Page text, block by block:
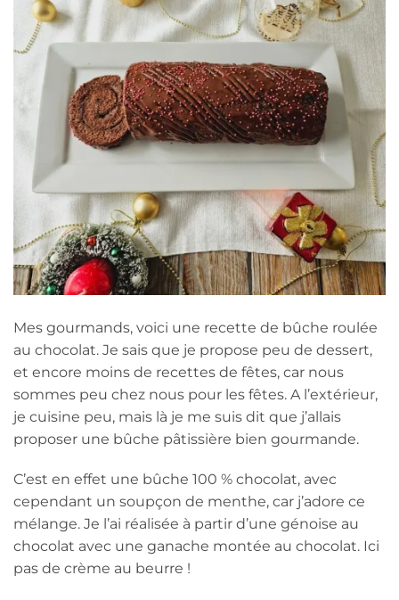
Mes gourmands, voici une recette de bûche roulée
au chocolat. Je sais que je propose peu de dessert,
et encore moins de recettes de fêtes, car nous
sommes peu chez nous pour les fêtes. A l’extérieur,
je cuisine peu, mais là je me suis dit que j’allais
proposer une bûche pâtissière bien gourmande.
C’est en effet une bûche 100 % chocolat, avec
cependant un soupçon de menthe, car j’adore ce
mélange. Je l’ai réalisée à partir d’une génoise au
chocolat avec une ganache montée au chocolat. Ici
pas de crème au beurre !